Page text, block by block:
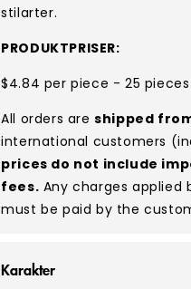
stilarter.
PRODUKTPRISER:
$4.84 per piece - 25
All orders areshipped
international customers
prices do not include
fees. Any charges
must be paid by the
Karakter